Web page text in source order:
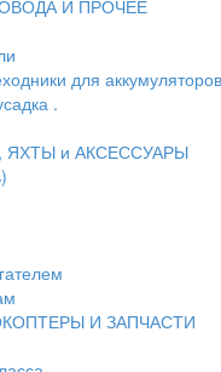
И ПРОЧЕЕ
для аккумуляторов
.
ЯХТЫ и АКСЕССУАРЫ
И ЗАПЧАСТИ